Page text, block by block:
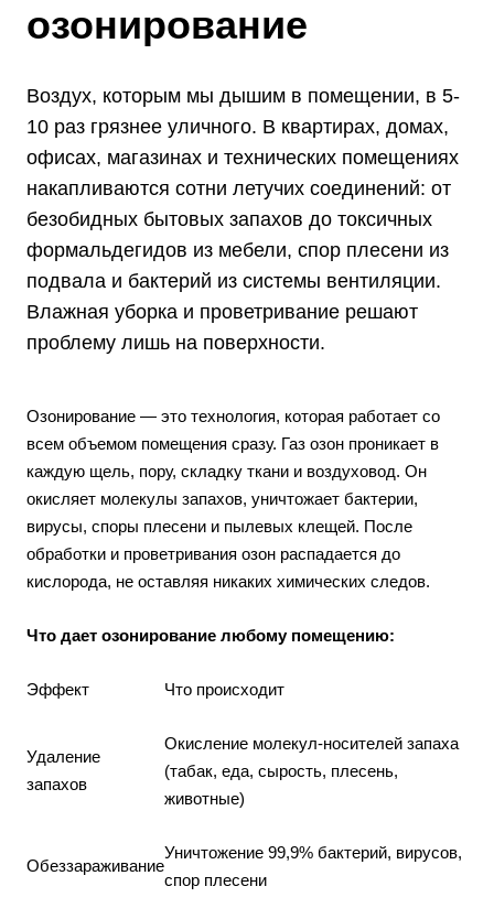
озонирование
Воздух, которым мы дышим в помещении, в 5-
10 раз грязнее уличного. В квартирах, домах,
офисах, магазинах и технических помещениях
накапливаются сотни летучих соединений: от
безобидных бытовых запахов до токсичных
формальдегидов из мебели, спор плесени из
подвала и бактерий из системы вентиляции.
Влажная уборка и проветривание решают
проблему лишь на поверхности.
Озонирование — это технология, которая работает со
всем объемом помещения сразу. Газ озон проникает в
каждую щель, пору, складку ткани и воздуховод. Он
окисляет молекулы запахов, уничтожает бактерии,
вирусы, споры плесени и пылевых клещей. После
обработки и проветривания озон распадается до
кислорода, не оставляя никаких химических следов.
Что дает озонирование любому помещению:
Эффект Что происходит
Удаление
запахов
Окисление молекул-носителей запаха
(табак, еда, сырость, плесень,
животные)
Обеззараживание
Уничтожение 99,9% бактерий, вирусов,
спор плесени